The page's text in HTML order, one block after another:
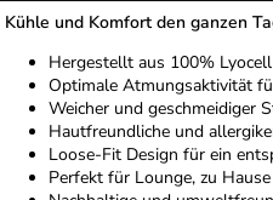
Kühle und Komfort den ganzen
Hergestellt aus 100%
Optimale Atmungsaktivität
Weicher und geschmeidiger
Hautfreundliche und
Loose-Fit Design für ein
Perfekt für Lounge, zu